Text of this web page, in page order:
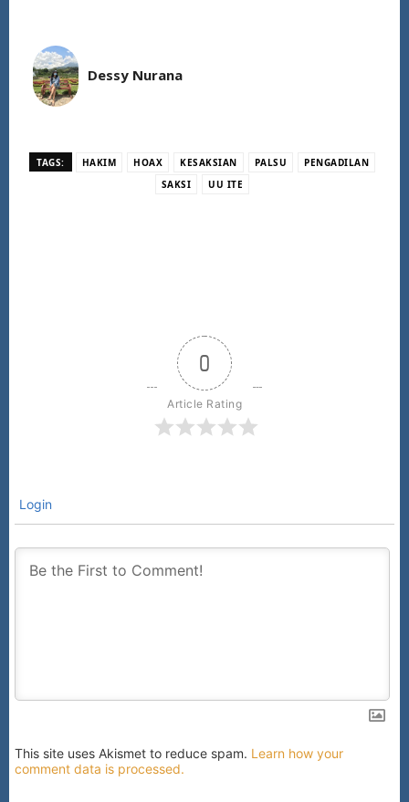
Dessy Nurana
TAGS: HAKIM HOAX KESAKSIAN PALSU
PENGADILAN
SAKSI
UU ITE
0
Article Rating
Login
This site uses Akismet to reduce spam. Learn how your
comment data is processed.